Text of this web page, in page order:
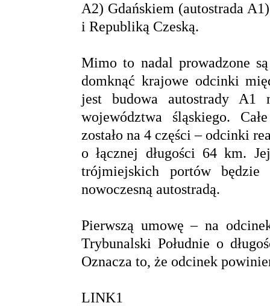
A2) Gdańskiem (autostrada
i Republiką Czeską.
Mimo to nadal prowadzone
domknąć krajowe odcinki
jest budowa autostrady A1
województwa śląskiego.
zostało na 4 części – odcinki
o łącznej długości 64 km.
trójmiejskich portów
nowoczesną autostradą.
Pierwszą umowę – na
Trybunalski Południe o
Oznacza to, że odcinek
LINK1